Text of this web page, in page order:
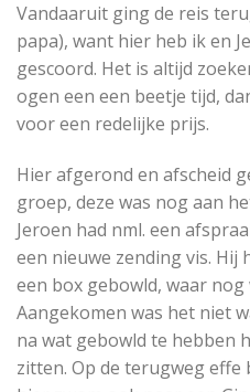
Vandaaruit ging de reis
papa), want hier heb ik en
gescoord. Het is altijd
ogen een een beetje tijd,
voor een redelijke prijs.
Hier afgerond en afscheid
groep, deze was nog aan
Jeroen had nml. een
een nieuwe zending vis. Hij
een box gebowld, waar
Aangekomen was het niet
na wat gebowld te hebben
zitten. Op de terugweg